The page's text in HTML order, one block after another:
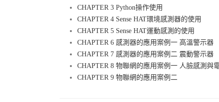
CHAPTER 3 Python操作使用
CHAPTER 4 Sense HAT環境感測器的使用
CHAPTER 5 Sense HAT運動感測的使用
CHAPTER 6 感測器的應用案例一 高溫警示器
CHAPTER 7 感測器的應用案例二 震動警示器
CHAPTER 8 物聯網的應用案例一 人臉感測與
CHAPTER 9 物聯網的應用案例二